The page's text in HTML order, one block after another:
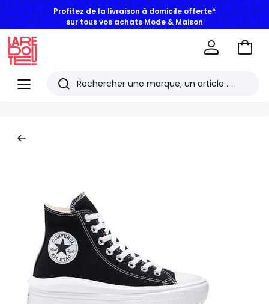
Profitez de la livraison à domicile offerte*
sur tous vos achats Mode & Maison
Menu
Redoute
Rechercher
Aller